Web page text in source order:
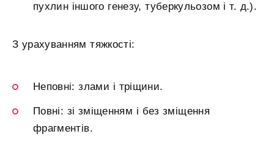
пухлин іншого генезу, туберкульозом і т. д.).
З урахуванням тяжкості:
Неповні: злами і тріщини.
Повні: зі зміщенням і без зміщення
фрагментів.